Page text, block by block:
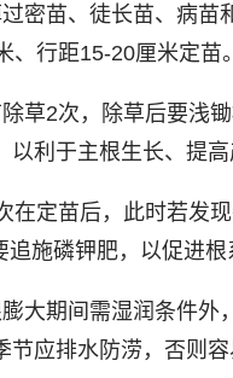
密苗、徒长苗、病
行距15-20厘米定苗。
草2次，除草后要浅
利于主根生长、提高
在定苗后，此时若发
施磷钾肥，以促进根
大期间需湿润条件
应排水防涝，否则容